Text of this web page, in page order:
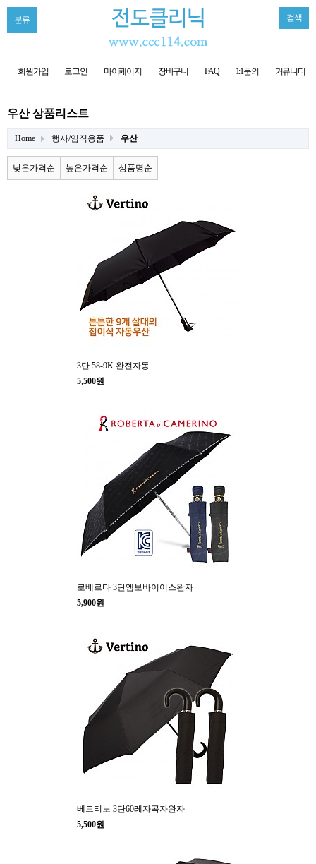
분류 검색
회원가입 로그인 마이페이지 장바구니 FAQ 1:1문의 커뮤니티
우산 상품리스트
Home 행사/임직용품 우산
낮은가격순 높은가격순 상품명순
3단 58-9K 완전자동
5,500원
로베르타 3단엠보바이어스완자
5,900원
베르티노 3단60레자곡자완자
5,500원